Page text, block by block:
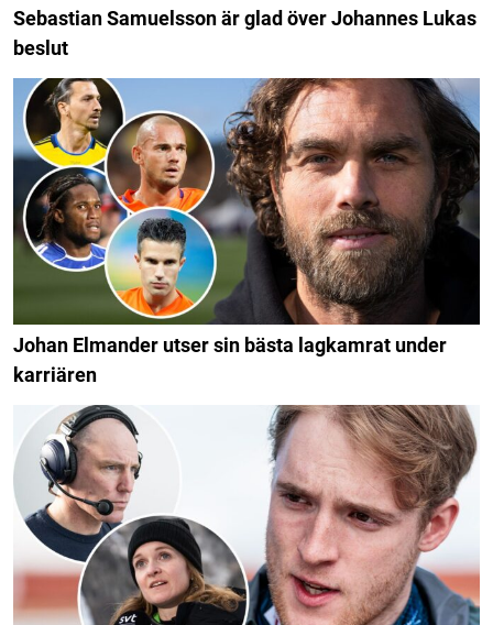
Sebastian Samuelsson är glad över Johannes Lukas
beslut
Johan Elmander utser sin bästa lagkamrat under
karriären